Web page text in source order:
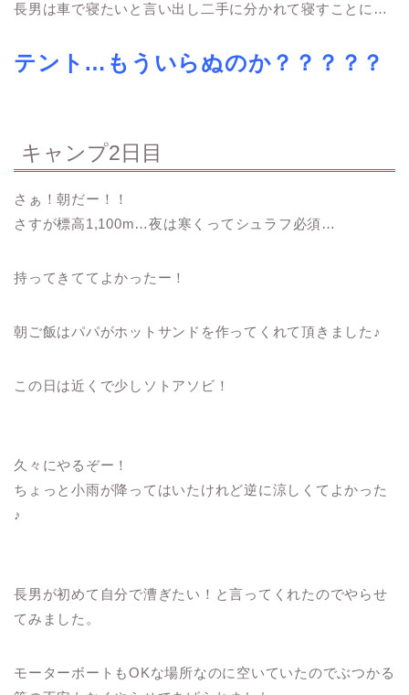
長男は車で寝たいと言い出し二手に分かれて寝すことに…
テント…もういらぬのか？？？？？
キャンプ2日目
さぁ！朝だー！！
さすが標高1,100m…夜は寒くってシュラフ必須…
持ってきててよかったー！
朝ご飯はパパがホットサンドを作ってくれて頂きました♪
この日は近くで少しソトアソビ！
久々にやるぞー！
ちょっと小雨が降ってはいたけれど逆に涼しくてよかった
♪
長男が初めて自分で漕ぎたい！と言ってくれたのでやらせ
てみました。
モーターボートもOKな場所なのに空いていたのでぶつかる